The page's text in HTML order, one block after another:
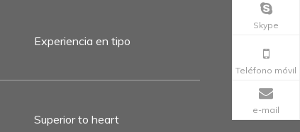
Experiencia en tipo
Superior to heart
Skype
Teléfono móvil
e-mail